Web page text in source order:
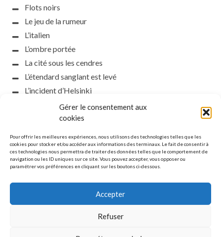
Gérer le consentement aux
cookies
Pour offrir les meilleures expériences, nous utilisons des technologies telles que les
cookies pour stocker et/ou accéder aux informations des terminaux. Le fait de consentir à
ces technologies nous permettra de traiter des données telles que le comportement de
navigation ou les ID uniques sur ce site. Vous pouvez accepter, vous opposer ou
paramétrer vos préférences en cliquant sur les boutons ci-dessous.
Accepter
Refuser
Flots noirs
Le jeu de la rumeur
L’italien
L’ombre portée
La cité sous les cendres
L’étendard sanglant est levé
L’incident d’Helsinki
la petite fasciste
Toutes les nuances de la nuit
Que s’obscurcissent le soleil et la lumière
Le silence